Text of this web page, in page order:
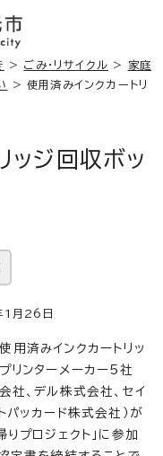
> ごみ・リサイクル >
家庭
> 使用済みインクカートリ
ッジ回収ボッ
月26日
済みインクカートリッ
リンターメーカー5社
社、デル株式会社、セイ
パッカード株式会社）が
プロジェクト」に参加